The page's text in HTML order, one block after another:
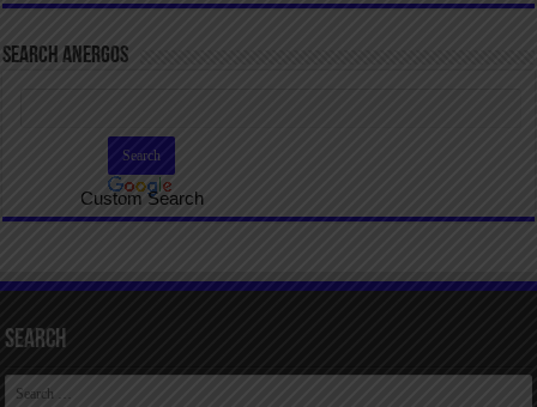
SEARCH ANERGOS
Custom Search
Search